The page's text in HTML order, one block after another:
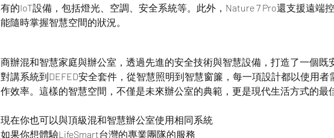
有的IoT設備，包括燈光、空調、安全系統等。此外，Nature 7 Pro還支援遠端
能隨時掌握智慧空間的狀況。
商辦混和智慧家庭與辦公室，透過先進的安全技術與智慧設備，打造了一個既
對講系統到DEFED安全套件，從智慧照明到智慧窗簾，每一項設計都以使用
作效率。這樣的智慧空間，不僅是未來辦公室的典範，更是現代生活方式的最
現在你也可以與頂級混和智慧辦公室使用相同系統
如果你想體驗LifeSmart台灣的專業團隊的服務